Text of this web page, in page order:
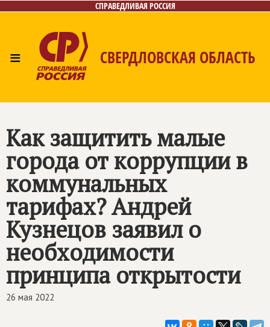
СПРАВЕДЛИВАЯ РОССИЯ
≡ СВЕРДЛОВСКАЯ ОБЛАСТЬ
Как защитить малые
города от коррупции в
коммунальных
тарифах? Андрей
Кузнецов заявил о
необходимости
принципа открытости
26 мая 2022